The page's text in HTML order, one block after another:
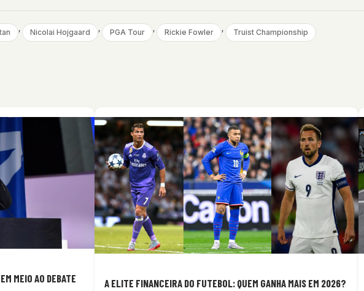
, Nicolai Hojgaard , PGA Tour , Rickie Fowler , Truist Championship
MEIO AO DEBATE
A ELITE FINANCEIRA DO FUTEBOL: QUEM GANHA MAIS EM 2026?